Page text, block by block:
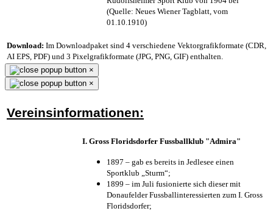
(Quelle: Neues Wiener Tagblatt, vom
01.10.1910)
Download: Im Downloadpaket sind 4 verschiedene Vektorgrafikformate (CDR,
AI EPS, PDF) und 3 Pixelgrafikformate (JPG, PNG, GIF) enthalten.
×
×
Vereinsinformationen:
I. Gross Floridsdorfer Fussballklub "Admira"
1897 – gab es bereits in Jedlesee einen
Sportklub „Sturm“;
1899 – im Juli fusionierte sich dieser mit
Donaufelder Fussballinteressierten zum I. Gross
Floridsdorfer;